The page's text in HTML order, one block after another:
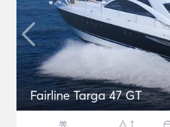
Fairline Targa 47 GT